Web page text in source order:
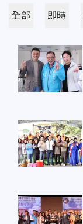
全部 即時